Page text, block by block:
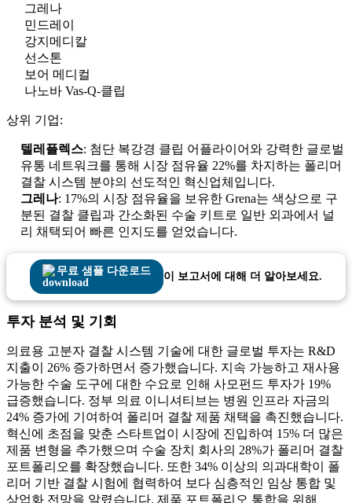
그레나
민드레이
강지메디칼
선스톤
보어 메디컬
나노바 Vas-Q-클립
상위 기업:
텔레플렉스: 첨단 복강경 클립 어플라이어와 강력한 글로벌
유통 네트워크를 통해 시장 점유율 22%를 차지하는 폴리머
결찰 시스템 분야의 선도적인 혁신업체입니다.
그레나: 17%의 시장 점유율을 보유한 Grena는 색상으로 구
분된 결찰 클립과 간소화된 수술 키트로 일반 외과에서 널
리 채택되어 빠른 인지도를 얻었습니다.
무료 샘플 다운로드 이 보고서에 대해 더 알아보세요.
투자 분석 및 기회
의료용 고분자 결찰 시스템 기술에 대한 글로벌 투자는 R&D
지출이 26% 증가하면서 증가했습니다. 지속 가능하고 재사용
가능한 수술 도구에 대한 수요로 인해 사모펀드 투자가 19%
급증했습니다. 정부 의료 이니셔티브는 병원 인프라 자금의
24% 증가에 기여하여 폴리머 결찰 제품 채택을 촉진했습니다.
혁신에 초점을 맞춘 스타트업이 시장에 진입하여 15% 더 많은
제품 변형을 추가했으며 수술 장치 회사의 28%가 폴리머 결찰
포트폴리오를 확장했습니다. 또한 34% 이상의 의과대학이 폴
리머 기반 결찰 시험에 협력하여 보다 심층적인 임상 통합 및
상업화 전망을 알렸습니다. 제품 포트폴리오 통합을 위해